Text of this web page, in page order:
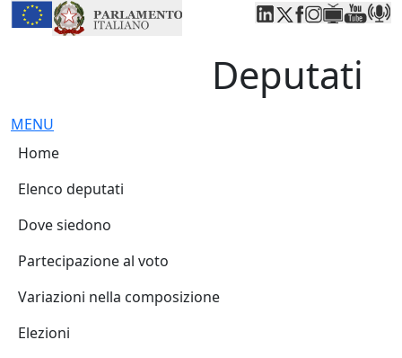
Deputati, Camera dei Deputati -
Salta al contenuto principale
Salta al menu di navigazione
Deputati
Espandi
Chiudi
MENU
Navigazione principale
Home
Elenco deputati
Dove siedono
Partecipazione al voto
Variazioni nella composizione
Elezioni
Navigazione pagine di servizio
Fine pagina
Salta al contenuto principale
Salta al menu di navigazione
Vai a inizio pagina